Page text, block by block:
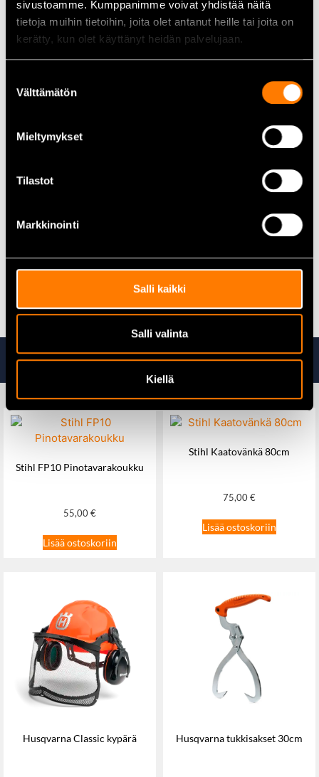
sivustoamme. Kumppanimme voivat yhdistää näitä
tietoja muihin tietoihin, joita olet antanut heille tai joita on
kerätty, kun olet käyttänyt heidän palvelujaan.
valinta
Välttämätön
Mieltymykset
Tilastot
Markkinointi
Salli kaikki
Salli valinta
Kiellä
Teho:0,35 kW
Kahva:
Suositeltu akku:
Stiga.fi
Tutustu myös
Stihl FP10 Pinotavarakoukku
55,00€
Lisää ostoskoriin
Stihl Kaatovänkä 80cm
75,00€
Lisää ostoskoriin
Husqvarna Classic kypärä Husqvarna tukkisakset 30cm